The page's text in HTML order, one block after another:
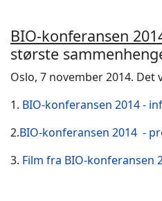
BIO-konferansen
største
Oslo, 7 november 2014. Det
1. BIO-konferansen 2014 -
2.BIO-konferansen 2014 -
3. Film fra BIO-konferansen